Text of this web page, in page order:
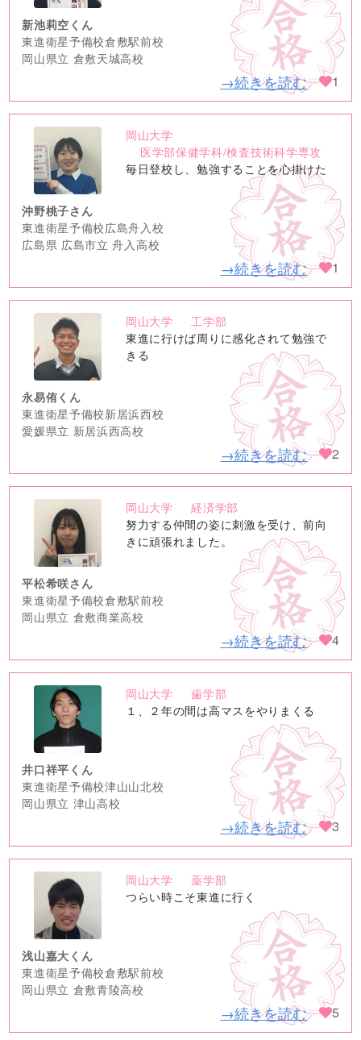
新池莉空くん
東進衛星予備校倉敷駅前校
岡山県立 倉敷天城高校
→続きを読む 1
no
image
岡山大学
医学部保健学科/検査技術科学専攻
毎日登校し、勉強することを心掛けた
沖野桃子さん
東進衛星予備校広島舟入校
広島県 広島市立 舟入高校
→続きを読む 1
no
image
岡山大学
工学部
東進に行けば周りに感化されて勉強で
きる
永易侑くん
東進衛星予備校新居浜西校
愛媛県立 新居浜西高校
→続きを読む 2
no
image
岡山大学
経済学部
努力する仲間の姿に刺激を受け、前向
きに頑張れました。
平松希咲さん
東進衛星予備校倉敷駅前校
岡山県立 倉敷商業高校
→続きを読む 4
no
image
岡山大学
歯学部
１、２年の間は高マスをやりまくる
井口祥平くん
東進衛星予備校津山山北校
岡山県立 津山高校
→続きを読む 3
no
image
岡山大学
薬学部
つらい時こそ東進に行く
浅山嘉大くん
東進衛星予備校倉敷駅前校
岡山県立 倉敷青陵高校
→続きを読む 5